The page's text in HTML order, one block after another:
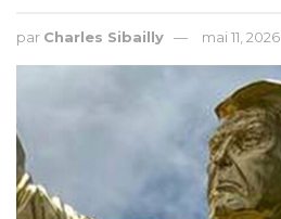
par Charles Sibailly mai 11, 2026